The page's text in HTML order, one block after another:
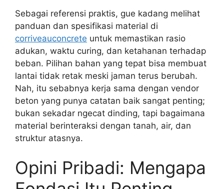
Sebagai referensi praktis, gue kadang melihat
panduan dan spesifikasi material di
corriveauconcrete untuk memastikan rasio
adukan, waktu curing, dan ketahanan terhadap
beban. Pilihan bahan yang tepat bisa membuat
lantai tidak retak meski jaman terus berubah.
Nah, itu sebabnya kerja sama dengan vendor
beton yang punya catatan baik sangat penting;
bukan sekadar ngecat dinding, tapi bagaimana
material berinteraksi dengan tanah, air, dan
struktur atasnya.
Opini Pribadi: Mengapa